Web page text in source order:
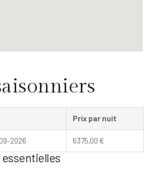
Prix par nuit
2026 6375,00 €